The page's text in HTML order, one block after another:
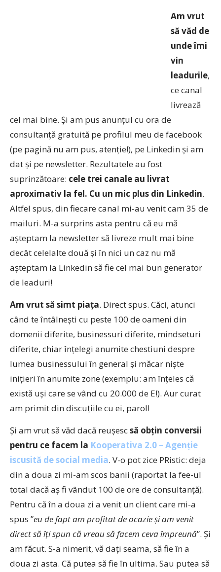
Am vrut
să văd de
unde îmi
vin
leadurile,
ce canal
livrează
cel mai bine. Și am pus anunțul cu ora de
consultanță gratuită pe profilul meu de facebook
(pe pagină nu am pus, atenție!), pe Linkedin și am
dat și pe newsletter. Rezultatele au fost
suprinzătoare: cele trei canale au livrat
aproximativ la fel. Cu un mic plus din Linkedin.
Altfel spus, din fiecare canal mi-au venit cam 35 de
mailuri. M-a surprins asta pentru că eu mă
așteptam la newsletter să livreze mult mai bine
decât celelalte două și în nici un caz nu mă
așteptam la Linkedin să fie cel mai bun generator
de leaduri!
Am vrut să simt piața. Direct spus. Căci, atunci
când te întâlnești cu peste 100 de oameni din
domenii diferite, businessuri diferite, mindseturi
diferite, chiar înțelegi anumite chestiuni despre
lumea businessului în general și măcar niște
inițieri în anumite zone (exemplu: am înțeles că
există uși care se vând cu 20.000 de E!). Aur curat
am primit din discuțiile cu ei, parol!
Și am vrut să văd dacă reușescsă obțin conversii
pentru ce facem la Kooperativa 2.0 – Agenție
iscusită de social media. V-o pot zice PRistic: deja
din a doua zi mi-am scos banii (raportat la fee-ul
total dacă aș fi vândut 100 de ore de consultanță).
Pentru că în a doua zi a venit un client care mi-a
spus ”eu de fapt am profitat de ocazie și am venit
direct să îți spun că vreau să facem ceva împreună”. Și
am făcut. S-a nimerit, vă dați seama, să fie în a
doua zi asta. Că putea să fie în ultima. Sau putea să